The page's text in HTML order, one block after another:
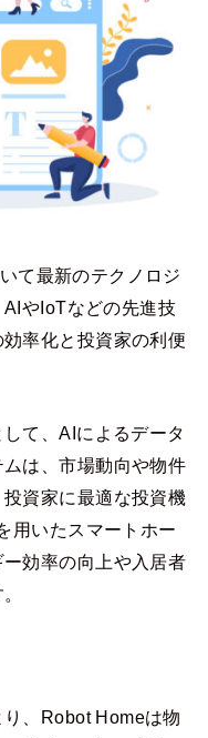
て最新のテクノロジ
やIoTなどの先進技
率化と投資家の利便
て、AIによるデータ
は、市場動向や物件
資家に最適な投資機
用いたスマートホー
効率の向上や入居者
、Robot Homeは物